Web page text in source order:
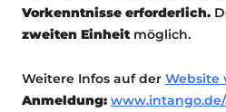
Vorkenntnisse erforderlich.
zweiten Einheitmöglich.
Weitere Infos auf der Website
Anmeldung: